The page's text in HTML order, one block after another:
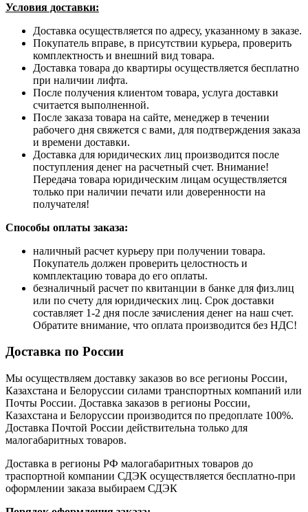
Условия доставки:
Доставка осуществляется по адресу, указанному в заказе.
Покупатель вправе, в присутствии курьера, проверить
комплектность и внешний вид товара.
Доставка товара до квартиры осуществляется бесплатно
при наличии лифта.
После получения клиентом товара, услуга доставки
считается выполненной.
После заказа товара на сайте, менеджер в течении
рабочего дня свяжется с вами, для подтверждения заказа
и времени доставки.
Доставка для юридических лиц производится после
поступления денег на расчетный счет. Внимание!
Передача товара юридическим лицам осуществляется
только при наличии печати или доверенности на
получателя!
Способы оплаты заказа:
наличный расчет курьеру при получении товара.
Покупатель должен проверить целостность и
комплектацию товара до его оплаты.
безналичный расчет по квитанции в банке для физ.лиц
или по счету для юридических лиц. Срок доставки
составляет 1-2 дня после зачисления денег на наш счет.
Обратите внимание, что оплата производится без НДС!
Доставка по России
Мы осуществляем доставку заказов во все регионы России,
Казахстана и Белоруссии силами транспортных компаний или
Почты России. Доставка заказов в регионы России,
Казахстана и Белоруссии производится по предоплате 100%.
Доставка Почтой России действительна только для
малогабаритных товаров.
Доставка в регионы РФ малогабаритных товаров до
траспортной компании СДЭК осуществляется бесплатно-при
оформлении заказа выбираем СДЭК